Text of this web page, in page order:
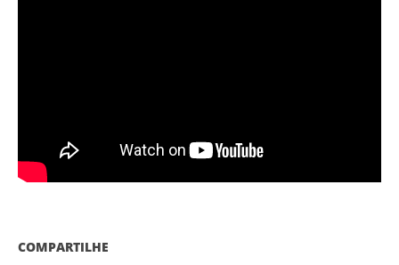
COMPARTILHE